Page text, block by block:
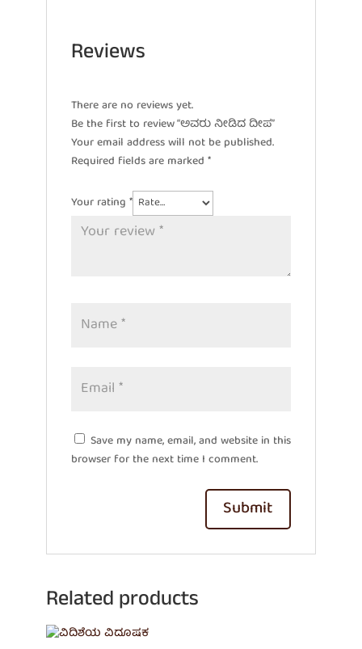
Reviews
There are no reviews yet.
Be the first to review “ಅವರು ನೀಡಿದ ದೀಪ”
Your email address will not be published.
Required fields are marked *
Your rating *
Save my name, email, and website in this
browser for the next time I comment.
Related products